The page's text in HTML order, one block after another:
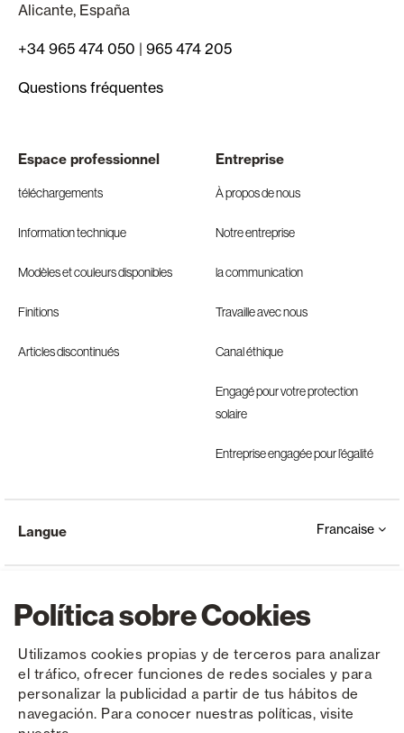
Política sobre Cookies
Utilizamos cookies propias y de terceros para analizar
el tráfico, ofrecer funciones de redes sociales y para
personalizar la publicidad a partir de tus hábitos de
navegación. Para conocer nuestras políticas, visite
Alicante, España
+34 965 474 050 | 965 474 205
Questions fréquentes
Espace professionnel
téléchargements
Information technique
Modèles et couleurs disponibles
Finitions
Articles discontinués
Entreprise
À propos de nous
Notre entreprise
la communication
Travaille avec nous
Canal éthique
Engagé pour votre protection
solaire
Entreprise engagée pour l’égalité
Copyright © Saxun 2023 - 2026 Politique de confidentialité Avis juridique Cookies
Langue Francaise